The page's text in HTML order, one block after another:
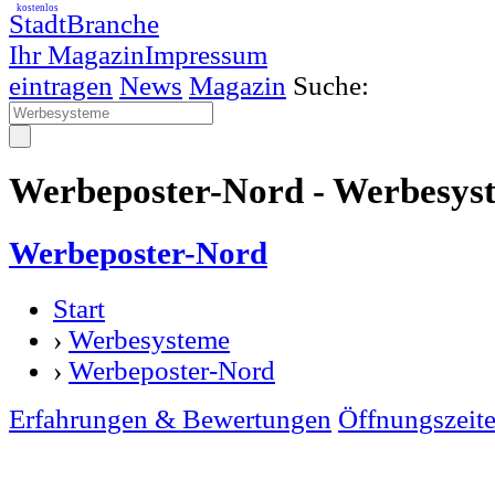
StadtBranche
Ihr MagazinImpressum
kostenlos
eintragen News Magazin Suche:
Werbeposter-Nord -
Werbeposter-Nord
Start
› Werbesysteme
› Werbeposter-Nord
Erfahrungen & Bewertungen